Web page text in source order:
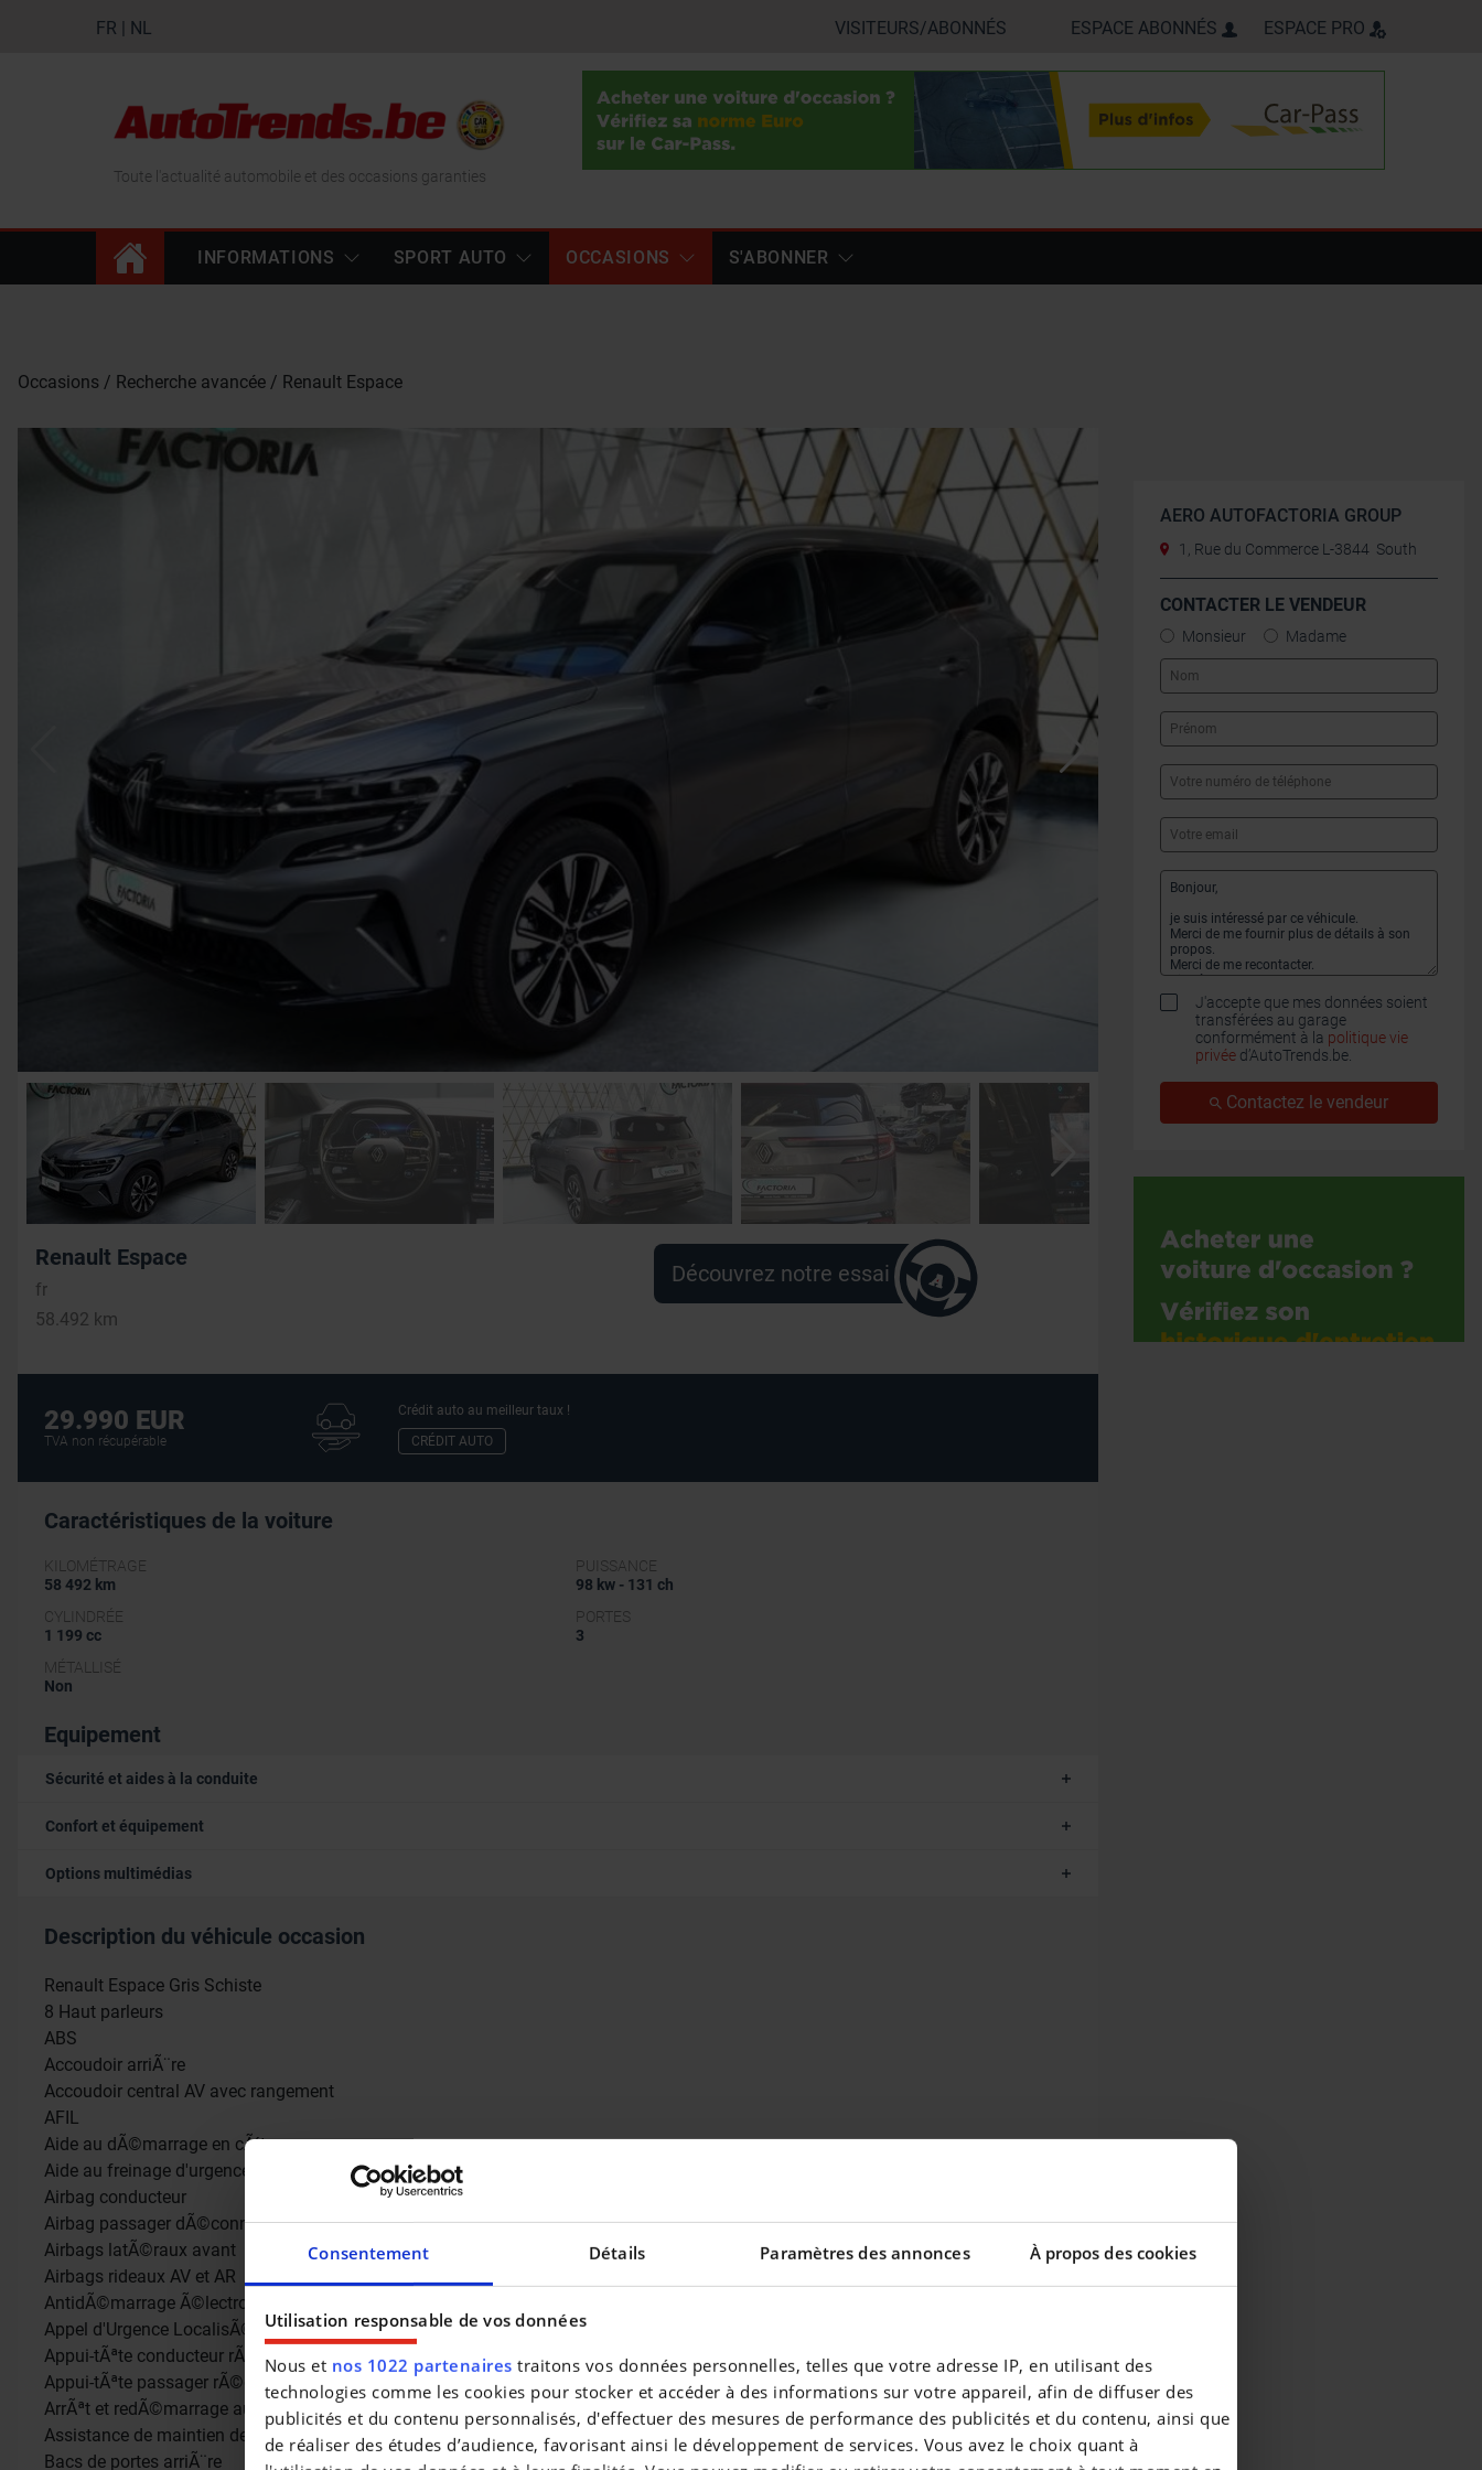
Consentement Détails Paramètres des annonces À propos des cookies
Utilisation responsable de vos données
Nous et nos 1022 partenaires traitons vos données personnelles, telles que votre adresse IP, en utilisant des
technologies comme les cookies pour stocker et accéder à des informations sur votre appareil, afin de diffuser des
publicités et du contenu personnalisés, d'effectuer des mesures de performance des publicités et du contenu, ainsi que
de réaliser des études d’audience, favorisant ainsi le développement de services. Vous avez le choix quant à
FR | NL VISITEURS/ABONNÉS ESPACE ABONNÉS ESPACE PRO
Toute l'actualité automobile et des occasions garanties
INFORMATIONS SPORT AUTO OCCASIONS S'ABONNER
Occasions Recherche avancée Renault Espace
Renault Espace
fr
58.492 km
Découvrez notre essai
29.990 EUR
TVA non récupérable
Crédit auto au meilleur taux !
CRÉDIT AUTO
Caractéristiques de la voiture
KILOMÉTRAGE
58 492 km
PUISSANCE
98 kw - 131 ch
CYLINDRÉE
1 199 cc
PORTES
3
MÉTALLISÉ
Non
Equipement
Sécurité et aides à la conduite
Confort et équipement
Options multimédias
Description du véhicule occasion
Renault Espace Gris Schiste
8 Haut parleurs
ABS
Accoudoir arriÃ¨re
Accoudoir central AV avec rangement
AFIL
Aide au dÃ©marrage en cÃ´te
Aide au freinage d'urgence
Airbag conducteur
Airbag passager dÃ©connectable
Airbags latÃ©raux avant
Airbags rideaux AV et AR
AntidÃ©marrage Ã©lectronique
Appel d'Urgence LocalisÃ©
Appui-tÃªte conducteur rÃ©glable hauteur
Appui-tÃªte passager rÃ©glable en hauteur
ArrÃªt et redÃ©marrage auto. du moteur
Assistance de maintien de trajectoire
Bacs de portes arriÃ¨re
AERO AUTOFACTORIA GROUP
1, Rue du Commerce L-3844 South
CONTACTER LE VENDEUR
Monsieur Madame
J'accepte que mes données soient
transférées au garage
conformément à la politique vie
privée d’AutoTrends.be.
Contactez le vendeur